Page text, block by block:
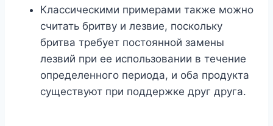
Классическими примерами также можно
считать бритву и лезвие, поскольку
бритва требует постоянной замены
лезвий при ее использовании в течение
определенного периода, и оба продукта
существуют при поддержке друг друга.